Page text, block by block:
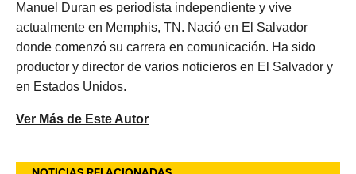
Manuel Duran es periodista independiente y vive
actualmente en Memphis, TN. Nació en El Salvador
donde comenzó su carrera en comunicación. Ha sido
productor y director de varios noticieros en El Salvador y
en Estados Unidos.
Ver Más de Este Autor